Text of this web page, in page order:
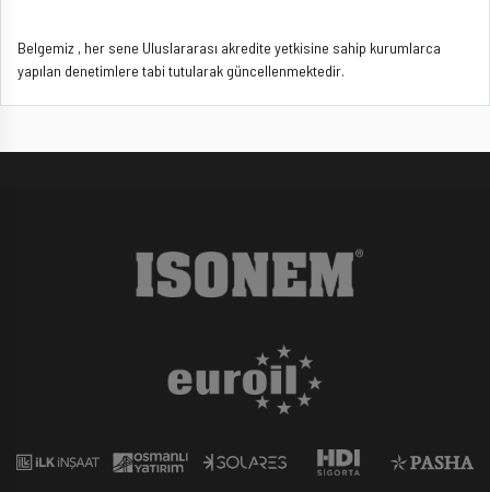
Belgemiz , her sene Uluslararası akredite yetkisine sahip kurumlarca
yapılan denetimlere tabi tutularak güncellenmektedir.